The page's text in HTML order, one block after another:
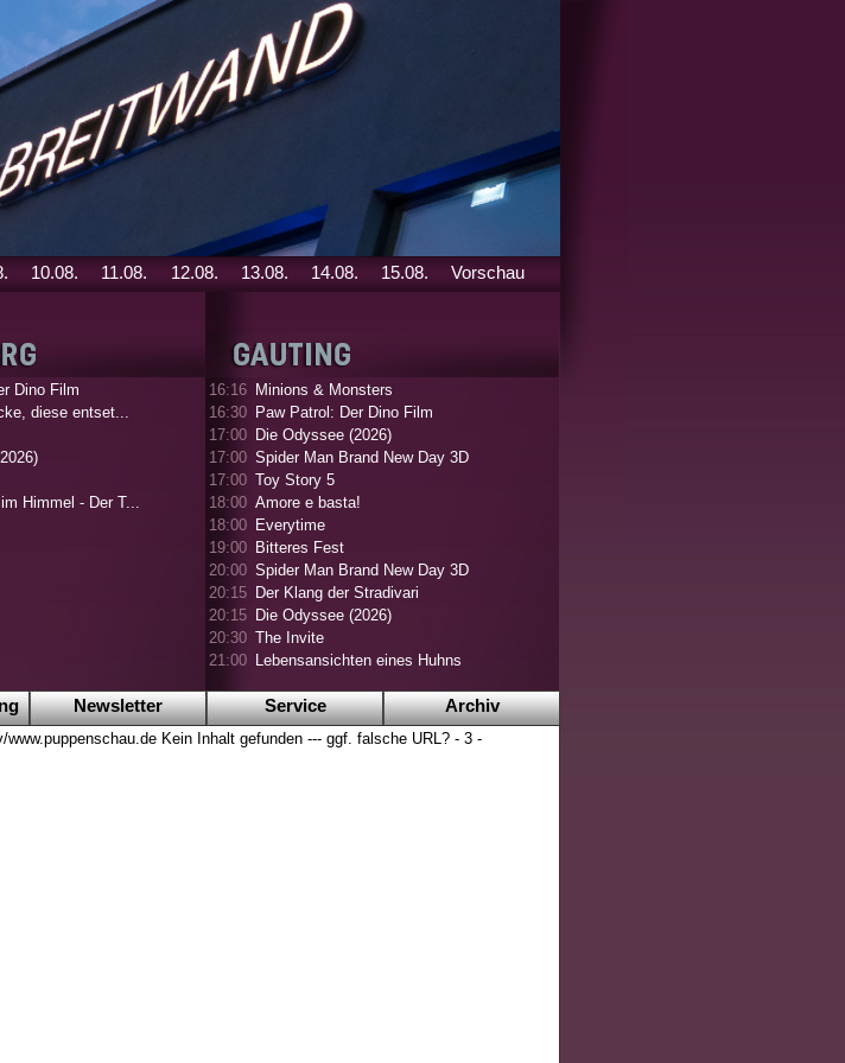
10.08. 11.08. 12.08. 13.08. 14.08. 15.08. Vorschau
Dino Film
diese entset...
Himmel - Der T...
16:16 Minions & Monsters
16:30 Paw Patrol: Der Dino Film
17:00 Die Odyssee (2026)
17:00 Spider Man Brand New Day 3D
17:00 Toy Story 5
18:00 Amore e basta!
18:00 Everytime
19:00 Bitteres Fest
20:00 Spider Man Brand New Day 3D
20:15 Der Klang der Stradivari
20:15 Die Odyssee (2026)
20:30 The Invite
21:00 Lebensansichten eines Huhns
Newsletter Service Archiv
Kein Inhalt gefunden --- ggf. falsche URL? - 3 -